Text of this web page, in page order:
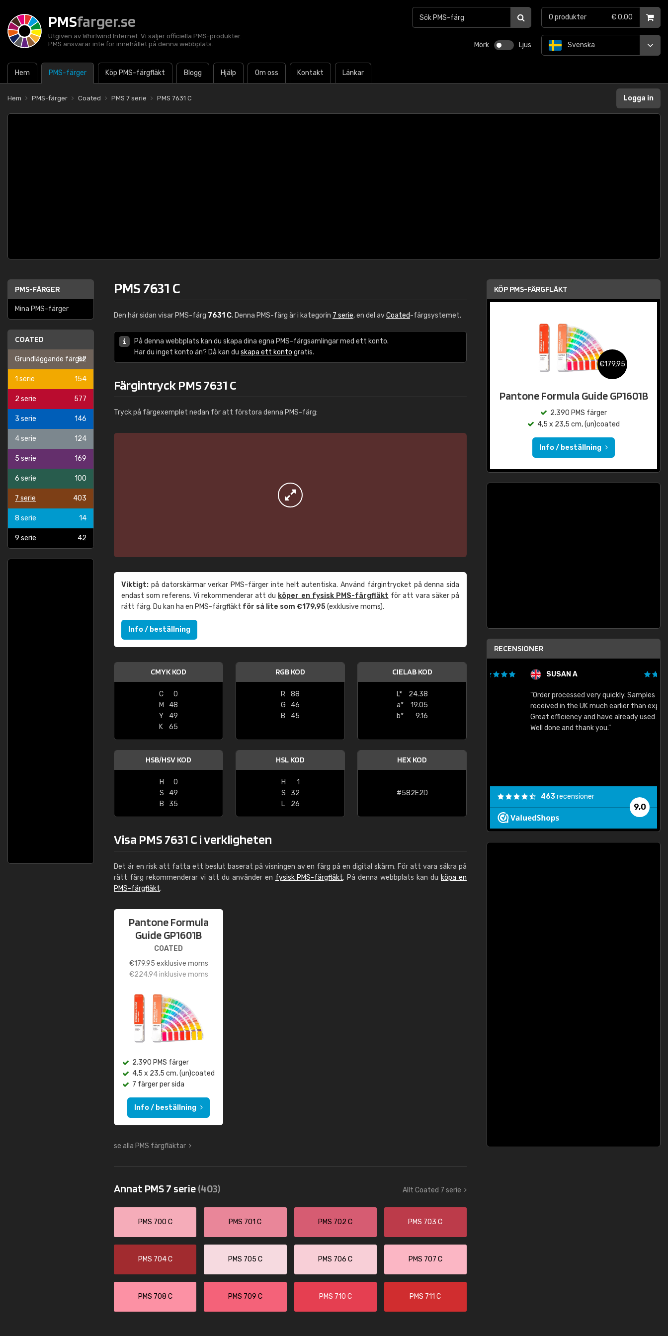
PMSfarger.se
Utgiven av Whirlwind Internet. Vi säljer officiella PMS-produkter.
PMS ansvarar inte för innehållet på denna webbplats.
Mörk Ljus
Hem PMS-färger Köp PMS-färgfläkt Blogg Hjälp Om oss Kontakt Länkar
Svenska
0 produkter € 0,00
Hem PMS-färger Coated PMS 7 serie PMS 7631 C Logga in
PMS-FÄRGER
Mina PMS-färger
COATED
Grundläggande färger
52
1 serie 154
2 serie 577
3 serie 146
4 serie 124
5 serie 169
6 serie 100
7 serie 403
8 serie 14
9 serie 42
PMS 7631 C
Den här sidan visar PMS-färg 7631 C. Denna PMS-färg är i kategorin 7 serie, en del avCoated-färgsystemet.
På denna webbplats kan du skapa dina egna PMS-färgsamlingar med ett konto.
Har du inget konto än? Då kan du skapa ett konto gratis.
Färgintryck PMS 7631 C
Tryck på färgexemplet nedan för att förstora denna PMS-färg:
Viktigt: på datorskärmar verkar PMS-färger inte helt autentiska. Använd färgintrycket på denna sida
endast som referens. Vi rekommenderar att du köper en fysisk PMS-färgfläkt för att vara säker på
rätt färg. Du kan ha en PMS-färgfläkt för så lite som €179,95(exklusive moms).
Info / beställning
CMYK KOD
C
0
M
48
Y
49
K
65
RGB KOD
R
88
G
46
B
45
CIELAB KOD
L*
24.38
a*
19.05
b*
9.16
HSB/HSV KOD
H
0
S
49
B
35
HSL KOD
H
1
S
32
L
26
HEX KOD
#582E2D
Visa PMS 7631 C i verkligheten
Det är en risk att fatta ett beslut baserat på visningen av en färg på en digital skärm. För att vara säkra på
rätt färg rekommenderar vi att du använder en fysisk PMS-färgfläkt. På denna webbplats kan du köpa en
PMS-färgfläkt.
Pantone Formula
Guide GP1601B
COATED
€179,95 exklusive moms
€224,94inklusive moms
2.390 PMS färger
4,5 x 23,5 cm, (un)coated
7 färger per sida
Info / beställning
se alla PMS färgfläktar
Annat PMS 7 serie(403) Allt Coated 7 serie
PMS 700 C PMS 701 C PMS 702 C PMS 703 C
PMS 704 C PMS 705 C PMS 706 C PMS 707 C
PMS 708 C PMS 709 C PMS 710 C PMS 711 C
KÖP PMS-FÄRGFLÄKT
€179,95
Pantone Formula Guide GP1601B
2.390 PMS färger
4,5 x 23,5 cm, (un)coated
Info / beställning
RECENSIONER
Leinster Home and
"Great product and speedy delivery"
SUSAN A
"Order processed very quickly. Samples
received in the UK much earlier than expected.
Great efficiency and have already used again.
Well done and thank you."
9,0
463recensioner